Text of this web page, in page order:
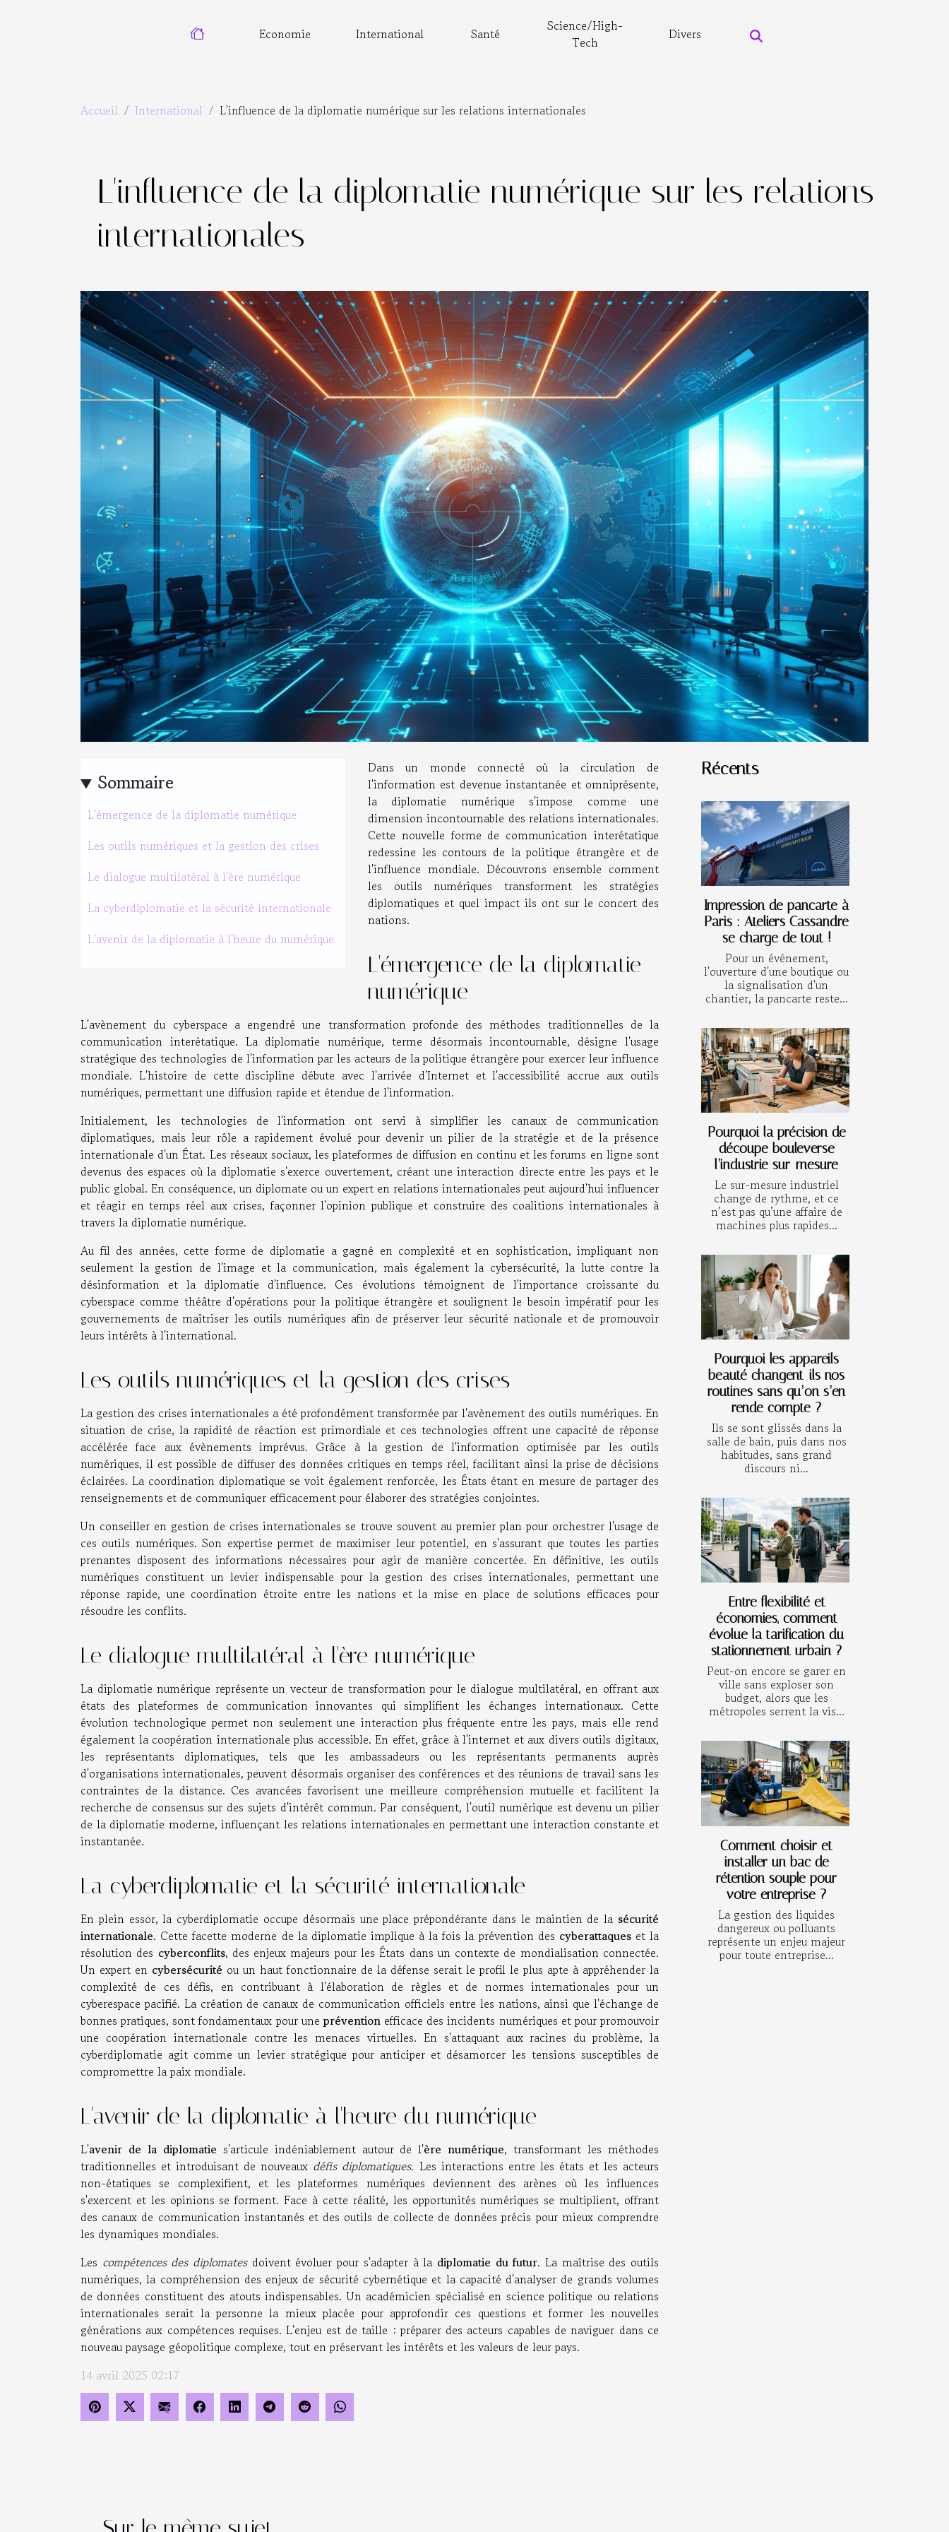
Economie International Santé
Science/High-
Tech
Divers
Accueil International L'influence de la diplomatie numérique sur les relations internationales
L'influence de la diplomatie numérique sur les relations
internationales
Sommaire
L'émergence de la diplomatie numérique
Les outils numériques et la gestion des crises
Le dialogue multilatéral à l'ère numérique
La cyberdiplomatie et la sécurité internationale
L'avenir de la diplomatie à l'heure du numérique
Dans un monde connecté où la circulation de
l'information est devenue instantanée et omniprésente,
la diplomatie numérique s'impose comme une
dimension incontournable des relations internationales.
Cette nouvelle forme de communication interétatique
redessine les contours de la politique étrangère et de
l'influence mondiale. Découvrons ensemble comment
les outils numériques transforment les stratégies
diplomatiques et quel impact ils ont sur le concert des
nations.
L'émergence de la diplomatie
numérique
L'avènement du cyberspace a engendré une transformation profonde des méthodes traditionnelles de la
communication interétatique. La diplomatie numérique, terme désormais incontournable, désigne l'usage
stratégique des technologies de l'information par les acteurs de la politique étrangère pour exercer leur influence
mondiale. L'histoire de cette discipline débute avec l'arrivée d'Internet et l'accessibilité accrue aux outils
numériques, permettant une diffusion rapide et étendue de l'information.
Initialement, les technologies de l'information ont servi à simplifier les canaux de communication
diplomatiques, mais leur rôle a rapidement évolué pour devenir un pilier de la stratégie et de la présence
internationale d'un État. Les réseaux sociaux, les plateformes de diffusion en continu et les forums en ligne sont
devenus des espaces où la diplomatie s'exerce ouvertement, créant une interaction directe entre les pays et le
public global. En conséquence, un diplomate ou un expert en relations internationales peut aujourd'hui influencer
et réagir en temps réel aux crises, façonner l'opinion publique et construire des coalitions internationales à
travers la diplomatie numérique.
Au fil des années, cette forme de diplomatie a gagné en complexité et en sophistication, impliquant non
seulement la gestion de l'image et la communication, mais également la cybersécurité, la lutte contre la
désinformation et la diplomatie d'influence. Ces évolutions témoignent de l'importance croissante du
cyberspace comme théâtre d'opérations pour la politique étrangère et soulignent le besoin impératif pour les
gouvernements de maîtriser les outils numériques afin de préserver leur sécurité nationale et de promouvoir
leurs intérêts à l'international.
Les outils numériques et la gestion des crises
La gestion des crises internationales a été profondément transformée par l'avènement des outils numériques. En
situation de crise, la rapidité de réaction est primordiale et ces technologies offrent une capacité de réponse
accélérée face aux évènements imprévus. Grâce à la gestion de l'information optimisée par les outils
numériques, il est possible de diffuser des données critiques en temps réel, facilitant ainsi la prise de décisions
éclairées. La coordination diplomatique se voit également renforcée, les États étant en mesure de partager des
renseignements et de communiquer efficacement pour élaborer des stratégies conjointes.
Un conseiller en gestion de crises internationales se trouve souvent au premier plan pour orchestrer l'usage de
ces outils numériques. Son expertise permet de maximiser leur potentiel, en s'assurant que toutes les parties
prenantes disposent des informations nécessaires pour agir de manière concertée. En définitive, les outils
numériques constituent un levier indispensable pour la gestion des crises internationales, permettant une
réponse rapide, une coordination étroite entre les nations et la mise en place de solutions efficaces pour
résoudre les conflits.
Le dialogue multilatéral à l'ère numérique
La diplomatie numérique représente un vecteur de transformation pour le dialogue multilatéral, en offrant aux
états des plateformes de communication innovantes qui simplifient les échanges internationaux. Cette
évolution technologique permet non seulement une interaction plus fréquente entre les pays, mais elle rend
également la coopération internationale plus accessible. En effet, grâce à l'internet et aux divers outils digitaux,
les représentants diplomatiques, tels que les ambassadeurs ou les représentants permanents auprès
d'organisations internationales, peuvent désormais organiser des conférences et des réunions de travail sans les
contraintes de la distance. Ces avancées favorisent une meilleure compréhension mutuelle et facilitent la
recherche de consensus sur des sujets d'intérêt commun. Par conséquent, l'outil numérique est devenu un pilier
de la diplomatie moderne, influençant les relations internationales en permettant une interaction constante et
instantanée.
La cyberdiplomatie et la sécurité internationale
En plein essor, la cyberdiplomatie occupe désormais une place prépondérante dans le maintien de la sécurité
internationale. Cette facette moderne de la diplomatie implique à la fois la prévention des cyberattaqueset la
résolution des cyberconflits, des enjeux majeurs pour les États dans un contexte de mondialisation connectée.
Un expert en cybersécurité ou un haut fonctionnaire de la défense serait le profil le plus apte à appréhender la
complexité de ces défis, en contribuant à l'élaboration de règles et de normes internationales pour un
cyberespace pacifié. La création de canaux de communication officiels entre les nations, ainsi que l'échange de
bonnes pratiques, sont fondamentaux pour une préventionefficace des incidents numériques et pour promouvoir
une coopération internationale contre les menaces virtuelles. En s'attaquant aux racines du problème, la
cyberdiplomatie agit comme un levier stratégique pour anticiper et désamorcer les tensions susceptibles de
compromettre la paix mondiale.
L'avenir de la diplomatie à l'heure du numérique
L'avenir de la diplomatie s'articule indéniablement autour de l'ère numérique, transformant les méthodes
traditionnelles et introduisant de nouveaux défis diplomatiques. Les interactions entre les états et les acteurs
non-étatiques se complexifient, et les plateformes numériques deviennent des arènes où les influences
s'exercent et les opinions se forment. Face à cette réalité, les opportunités numériques se multiplient, offrant
des canaux de communication instantanés et des outils de collecte de données précis pour mieux comprendre
les dynamiques mondiales.
Les compétences des diplomatesdoivent évoluer pour s'adapter à la diplomatie du futur. La maîtrise des outils
numériques, la compréhension des enjeux de sécurité cybernétique et la capacité d'analyser de grands volumes
de données constituent des atouts indispensables. Un académicien spécialisé en science politique ou relations
internationales serait la personne la mieux placée pour approfondir ces questions et former les nouvelles
générations aux compétences requises. L'enjeu est de taille : préparer des acteurs capables de naviguer dans ce
nouveau paysage géopolitique complexe, tout en préservant les intérêts et les valeurs de leur pays.
14 avril 2025 02:17
Récents
Impression de pancarte à
Paris : Ateliers Cassandre
se charge de tout !
Pour un événement,
l'ouverture d'une boutique ou
la signalisation d'un
chantier, la pancarte reste...
Pourquoi la précision de
découpe bouleverse
l’industrie sur-mesure
Le sur-mesure industriel
change de rythme, et ce
n’est pas qu’une affaire de
machines plus rapides...
Pourquoi les appareils
beauté changent-ils nos
routines sans qu’on s’en
rende compte ?
Ils se sont glissés dans la
salle de bain, puis dans nos
habitudes, sans grand
discours ni...
Entre flexibilité et
économies, comment
évolue la tarification du
stationnement urbain ?
Peut-on encore se garer en
ville sans exploser son
budget, alors que les
métropoles serrent la vis...
Comment choisir et
installer un bac de
rétention souple pour
votre entreprise ?
La gestion des liquides
dangereux ou polluants
représente un enjeu majeur
pour toute entreprise...